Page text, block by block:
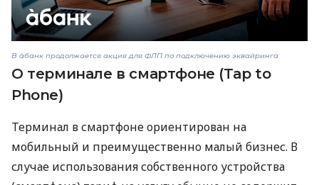
В àбанк продолжается акция для ФЛП по подключению эквайринга
О терминале в смартфоне (Tap to
Phone)
Терминал в смартфоне ориентирован на
мобильный и преимущественно малый бизнес. В
случае использования собственного устройства